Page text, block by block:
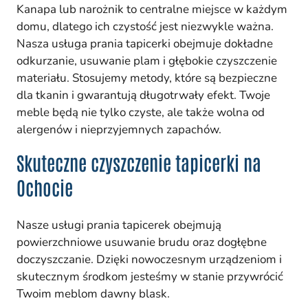
Kanapa lub narożnik to centralne miejsce w każdym
domu, dlatego ich czystość jest niezwykle ważna.
Nasza usługa prania tapicerki obejmuje dokładne
odkurzanie, usuwanie plam i głębokie czyszczenie
materiału. Stosujemy metody, które są bezpieczne
dla tkanin i gwarantują długotrwały efekt. Twoje
meble będą nie tylko czyste, ale także wolna od
alergenów i nieprzyjemnych zapachów.
Skuteczne czyszczenie tapicerki na
Ochocie
Nasze usługi prania tapicerek obejmują
powierzchniowe usuwanie brudu oraz dogłębne
doczyszczanie. Dzięki nowoczesnym urządzeniom i
skutecznym środkom jesteśmy w stanie przywrócić
Twoim meblom dawny blask.